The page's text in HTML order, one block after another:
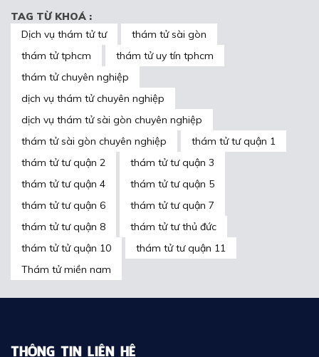
TAG TỪ KHOÁ :
Dịch vụ thám tử tư
thám tử sài gòn
thám tử tphcm
thám tử uy tín tphcm
thám tử chuyên nghiệp
dịch vụ thám tử chuyên nghiệp
dịch vụ thám tử sài gòn chuyên nghiệp
thám tử sài gòn chuyên nghiệp
thám tử tư quận 1
thám tử tư quận 2
thám tử tư quận 3
thám tử tư quận 4
thám tử tư quận 5
thám tử tư quận 6
thám tử tư quận 7
thám tử tư quận 8
thám tử tư thủ đức
thám tử tử quận 10
thám tử tư quận 11
Thám tử miền nam
THÔNG TIN LIÊN HỆ